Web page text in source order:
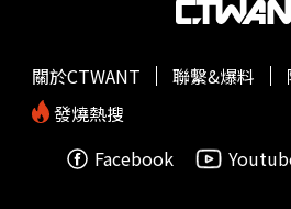
關於CTWANT 聯繫&爆料
發燒熱搜
Facebook